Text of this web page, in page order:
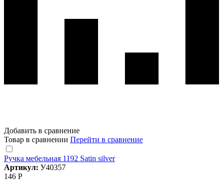
Добавить в сравнение
Товар в сравнении Перейти в сравнение
Ручка мебельная 1192 Satin silver
Артикул: У40357
146 Р